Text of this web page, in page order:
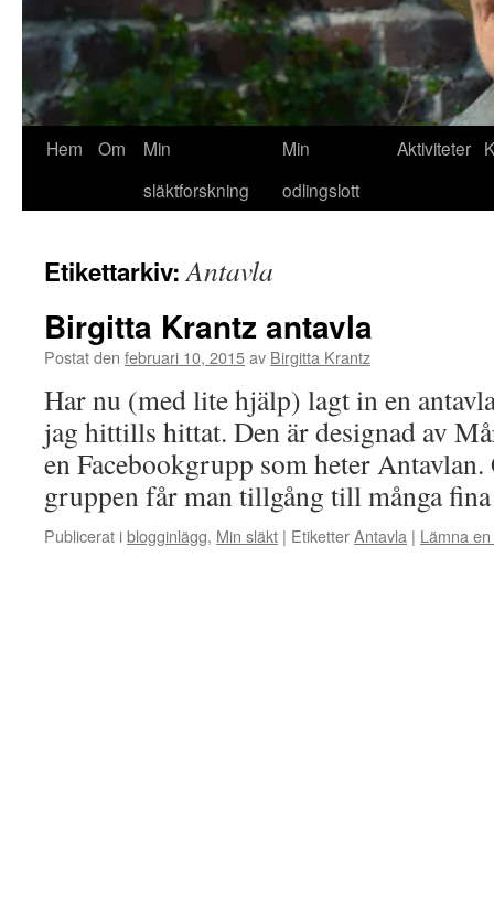
Hem Om
Min
släktforskning
Min
odlingslott
Aktiviteter
Etikettarkiv:Antavla
Birgitta Krantz antavla
Postat den februari 10, 2015av Birgitta Krantz
Har nu (med lite hjälp) lagt in en
jag hittills hittat. Den är designad av
en Facebookgrupp som heter
gruppen får man tillgång till många
Publicerat iblogginlägg, Min släkt | EtiketterAntavla | Lämna